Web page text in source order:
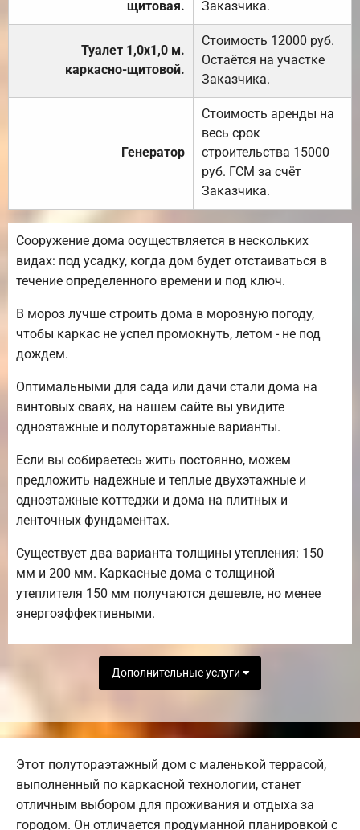
щитовая. Заказчика.
Туалет 1,0х1,0 м.
каркасно-щитовой.
Стоимость 12000 руб.
Остаётся на участке
Заказчика.
Генератор
Стоимость аренды на
весь срок
строительства 15000
руб. ГСМ за счёт
Заказчика.
Сооружение дома осуществляется в нескольких
видах: под усадку, когда дом будет отстаиваться в
течение определенного времени и под ключ.
В мороз лучше строить дома в морозную погоду,
чтобы каркас не успел промокнуть, летом - не под
дождем.
Оптимальными для сада или дачи стали дома на
винтовых сваях, на нашем сайте вы увидите
одноэтажные и полуторатажные варианты.
Если вы собираетесь жить постоянно, можем
предложить надежные и теплые двухэтажные и
одноэтажные коттеджи и дома на плитных и
ленточных фундаментах.
Существует два варианта толщины утепления: 150
мм и 200 мм. Каркасные дома с толщиной
утеплителя 150 мм получаются дешевле, но менее
энергоэффективными.
Дополнительные услуги
Этот полутораэтажный дом с маленькой террасой,
выполненный по каркасной технологии, станет
отличным выбором для проживания и отдыха за
городом. Он отличается продуманной планировкой с